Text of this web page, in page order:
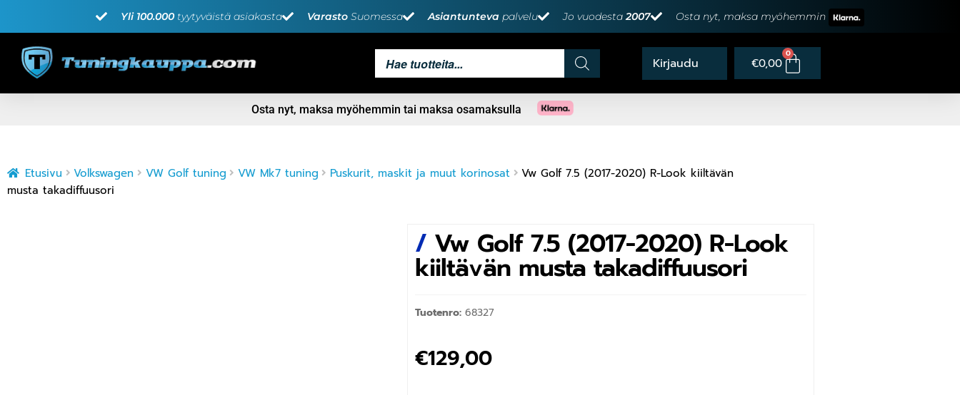
Yli 100.000 tyytyväistä asiakasta Varasto Suomessa Asiantunteva palvelu Jo vuodesta2007 Osta nyt, maksa myöhemmin
€0,00
0
Osta nyt, maksa myöhemmin tai maksa osamaksulla
Etusivu Volkswagen VW Golf tuning VW Mk7 tuning Puskurit, maskit ja muut korinosat
Vw Golf 7.5 (2017-2020) R-Look kiiltävän
musta takadiffuusori
/ Vw Golf 7.5 (2017-2020) R-Look
kiiltävän musta takadiffuusori
Tuotenro: 68327
€129,00